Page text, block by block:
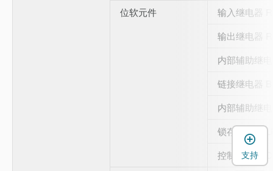
位软元件
输入继电器 R
输出继电器 R
内部辅助继
链接继电器 B
内部辅助继
锁存继电器
控制继电器
支持